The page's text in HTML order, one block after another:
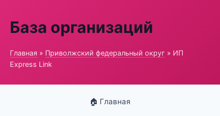
База организаций
Главная » Приволжский федеральный округ » ИП
Express Link
🏠 Главная